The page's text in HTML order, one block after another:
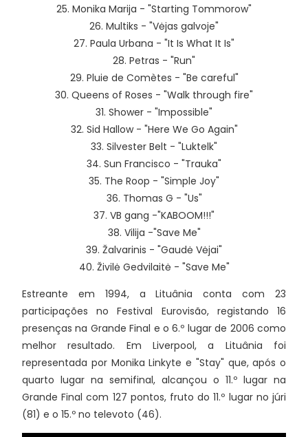
25. Monika Marija - "Starting Tommorow"
26. Multiks - "Vėjas galvoje"
27. Paula Urbana - "It Is What It Is"
28. Petras - "Run"
29. Pluie de Comètes - "Be careful"
30. Queens of Roses - "Walk through fire"
31. Shower - "Impossible"
32. Sid Hallow - "Here We Go Again"
33. Silvester Belt - "Luktelk"
34. Sun Francisco - "Trauka"
35. The Roop - "Simple Joy"
36. Thomas G - "Us"
37. VB gang -"KABOOM!!!"
38. Vilija -"Save Me"
39. Žalvarinis - "Gaudė Vėjai"
40. Živilė Gedvilaitė - "Save Me"
Estreante em 1994, a Lituânia conta com 23
participações no Festival Eurovisão, registando 16
presenças na Grande Final e o 6.º lugar de 2006 como
melhor resultado. Em Liverpool, a Lituânia foi
representada por Monika Linkyte e "Stay" que, após o
quarto lugar na semifinal, alcançou o 11.º lugar na
Grande Final com 127 pontos, fruto do 11.º lugar no júri
(81) e o 15.º no televoto (46).